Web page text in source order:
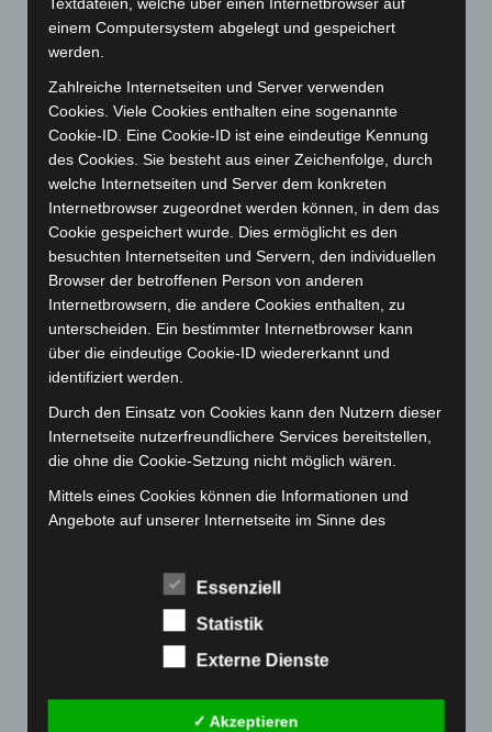
September 2023(133)
August 2023
(134)
Juni 2023(142)
Mai 2023(139)
April 2023 (155)
März 2023(174)
Februar 2023(154)
Januar 2023(140)
Dezember 2022(130)
November 2022 (167)
Oktober 2022(166)
September 2022(205)
August 2022(166)
Juli 2022(133)
Juni 2022(167)
(189)
Dezember 2021(204)
einem Computersystem abgelegt und gespeichert
werden.
Zahlreiche Internetseiten und Server verwenden
Cookies. Viele Cookies enthalten eine sogenannte
Cookie-ID. Eine Cookie-ID ist eine eindeutige Kennung
des Cookies. Sie besteht aus einer Zeichenfolge, durch
welche Internetseiten und Server dem konkreten
Internetbrowser zugeordnet werden können, in dem das
Cookie gespeichert wurde. Dies ermöglicht es den
besuchten Internetseiten und Servern, den individuellen
Browser der betroffenen Person von anderen
Internetbrowsern, die andere Cookies enthalten, zu
unterscheiden. Ein bestimmter Internetbrowser kann
über die eindeutige Cookie-ID wiedererkannt und
identifiziert werden.
Durch den Einsatz von Cookies kann den Nutzern dieser
Internetseite nutzerfreundlichere Services bereitstellen,
die ohne die Cookie-Setzung nicht möglich wären.
Mittels eines Cookies können die Informationen und
Angebote auf unserer Internetseite im Sinne des
wiederzuerkennen. Zweck dieser Wiedererkennung ist
es, den Nutzern die Verwendung unserer Internetseite
Cookies verwendet, muss beispielsweise nicht bei jedem
eingeben, weil dies von der Internetseite und dem auf
Essenziell
Statistik
Externe Dienste
✓ Akzeptieren